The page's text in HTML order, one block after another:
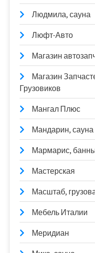
Людмила, сауна
Люфт-Авто
Магазин
Магазин
Грузовиков
Мангал Плюс
Мандарин, сауна
Мармарис,
Мастерская
Масштаб,
Мебель Италии
Меридиан